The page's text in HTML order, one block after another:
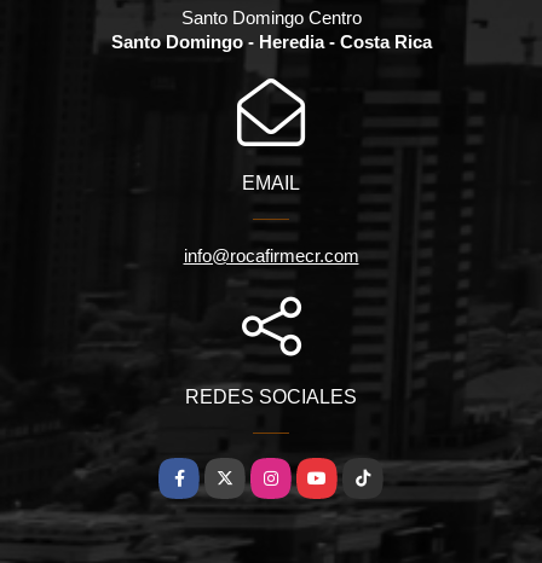
Santo Domingo Centro
Santo Domingo - Heredia - Costa Rica
EMAIL
info@rocafirmecr.com
REDES SOCIALES
Facebook
X InstagramYouTubeTikTok